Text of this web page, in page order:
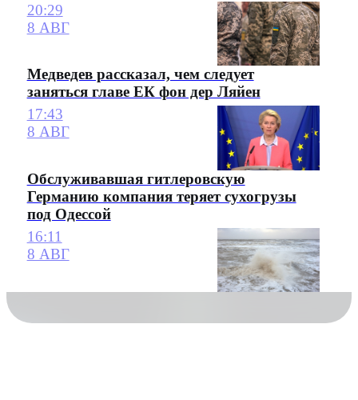
20:29
8 АВГ
Медведев рассказал, чем следует
заняться главе ЕК фон дер Ляйен
17:43
8 АВГ
Обслуживавшая гитлеровскую
Германию компания теряет сухогрузы
под Одессой
16:11
8 АВГ